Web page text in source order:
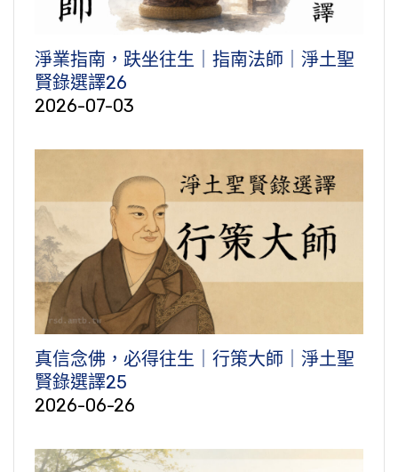
淨業指南，趺坐往生｜指南法師｜淨土聖
賢錄選譯26
2026-07-03
真信念佛，必得往生｜行策大師｜淨土聖
賢錄選譯25
2026-06-26